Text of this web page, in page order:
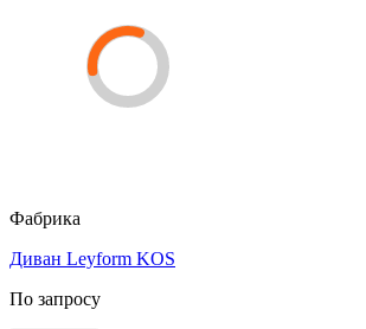
Фабрика
Диван Leyform KOS
По запросу